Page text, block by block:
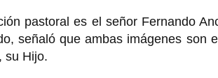
pastoral es el señor Fernando
señaló que ambas imágenes son
su Hijo.